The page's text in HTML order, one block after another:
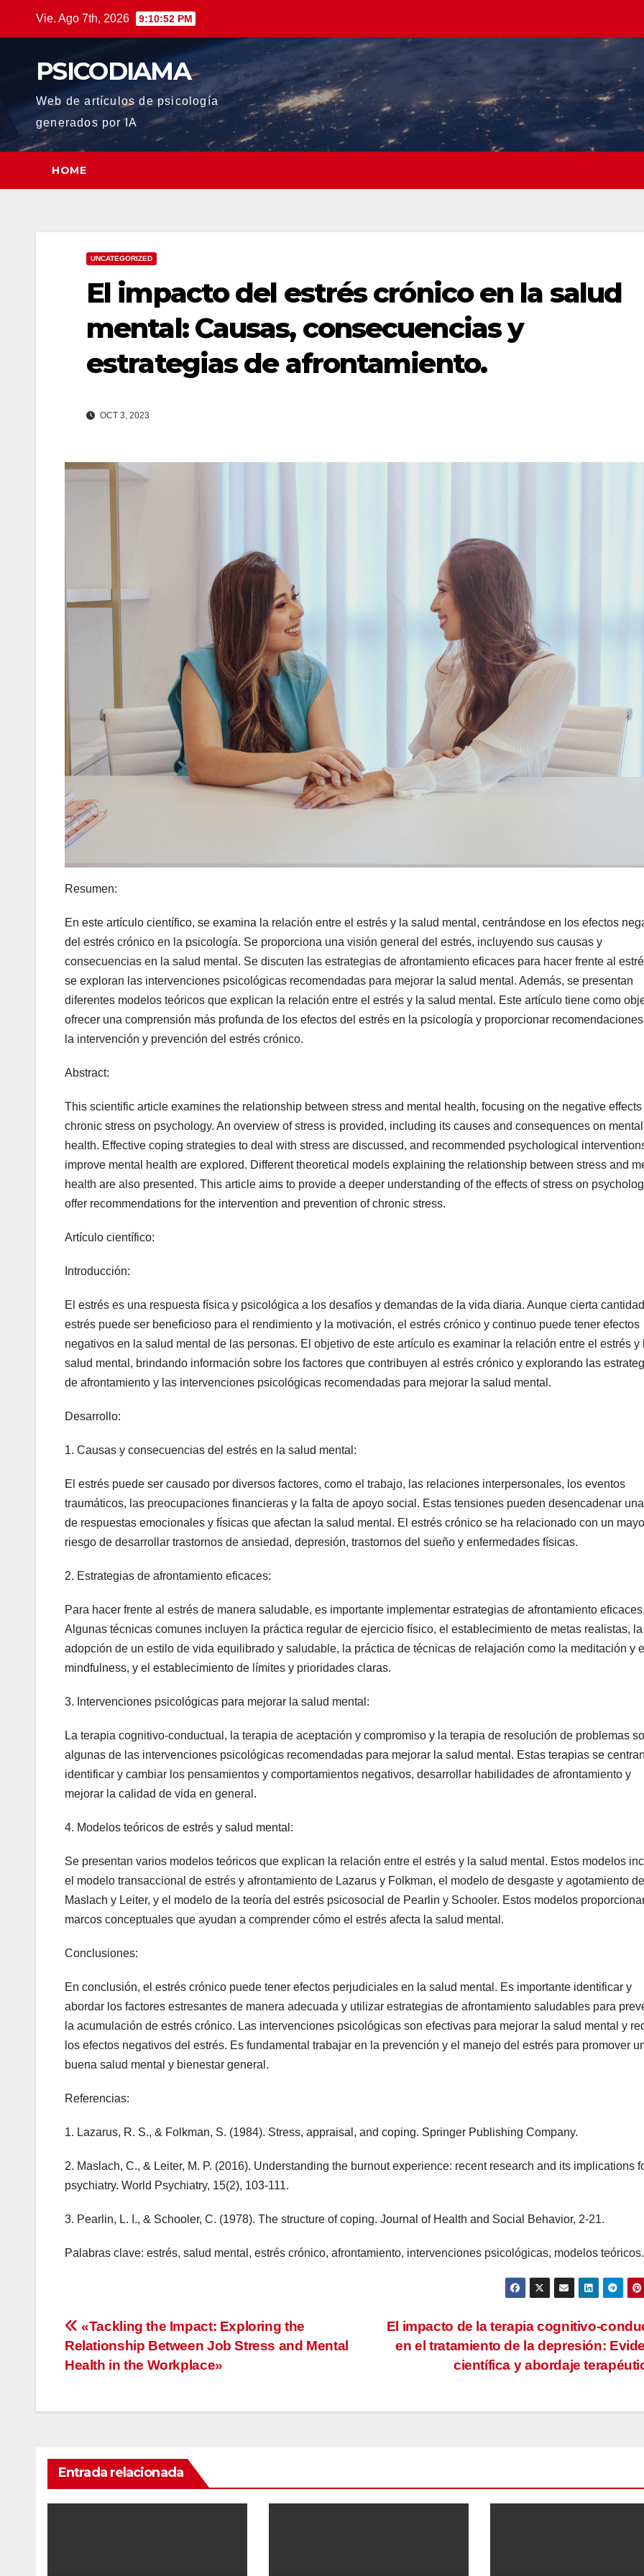
Vie. Ago 7th, 2026 9:10:53 PM
PSICODIAMA
Web de artículos de psicología
generados por IA
HOME
UNCATEGORIZED
El impacto del estrés crónico en la salud
mental: Causas, consecuencias y
estrategias de afrontamiento.
OCT 3, 2023
Resumen:
En este artículo científico, se examina la relación entre el estrés y la salud mental, centrándose en los efectos
del estrés crónico en la psicología. Se proporciona una visión general del estrés, incluyendo sus causas y
consecuencias en la salud mental. Se discuten las estrategias de afrontamiento eficaces para hacer frente al
se exploran las intervenciones psicológicas recomendadas para mejorar la salud mental. Además, se presentan
diferentes modelos teóricos que explican la relación entre el estrés y la salud mental. Este artículo tiene como
ofrecer una comprensión más profunda de los efectos del estrés en la psicología y proporcionar
la intervención y prevención del estrés crónico.
Abstract:
This scientific article examines the relationship between stress and mental health, focusing on the negative effects
chronic stress on psychology. An overview of stress is provided, including its causes and consequences on mental
health. Effective coping strategies to deal with stress are discussed, and recommended psychological
improve mental health are explored. Different theoretical models explaining the relationship between stress and
health are also presented. This article aims to provide a deeper understanding of the effects of stress on
offer recommendations for the intervention and prevention of chronic stress.
Artículo científico:
Introducción:
El estrés es una respuesta física y psicológica a los desafíos y demandas de la vida diaria. Aunque cierta
estrés puede ser beneficioso para el rendimiento y la motivación, el estrés crónico y continuo puede tener efectos
negativos en la salud mental de las personas. El objetivo de este artículo es examinar la relación entre el estrés y
salud mental, brindando información sobre los factores que contribuyen al estrés crónico y explorando las
de afrontamiento y las intervenciones psicológicas recomendadas para mejorar la salud mental.
Desarrollo:
1. Causas y consecuencias del estrés en la salud mental:
El estrés puede ser causado por diversos factores, como el trabajo, las relaciones interpersonales, los eventos
traumáticos, las preocupaciones financieras y la falta de apoyo social. Estas tensiones pueden desencadenar
de respuestas emocionales y físicas que afectan la salud mental. El estrés crónico se ha relacionado con un
riesgo de desarrollar trastornos de ansiedad, depresión, trastornos del sueño y enfermedades físicas.
2. Estrategias de afrontamiento eficaces:
Para hacer frente al estrés de manera saludable, es importante implementar estrategias de afrontamiento eficaces.
Algunas técnicas comunes incluyen la práctica regular de ejercicio físico, el establecimiento de metas realistas, la
adopción de un estilo de vida equilibrado y saludable, la práctica de técnicas de relajación como la meditación y el
mindfulness, y el establecimiento de límites y prioridades claras.
3. Intervenciones psicológicas para mejorar la salud mental:
La terapia cognitivo-conductual, la terapia de aceptación y compromiso y la terapia de resolución de problemas
algunas de las intervenciones psicológicas recomendadas para mejorar la salud mental. Estas terapias se
identificar y cambiar los pensamientos y comportamientos negativos, desarrollar habilidades de afrontamiento y
mejorar la calidad de vida en general.
4. Modelos teóricos de estrés y salud mental:
Se presentan varios modelos teóricos que explican la relación entre el estrés y la salud mental. Estos modelos
el modelo transaccional de estrés y afrontamiento de Lazarus y Folkman, el modelo de desgaste y agotamiento de
Maslach y Leiter, y el modelo de la teoría del estrés psicosocial de Pearlin y Schooler. Estos modelos
marcos conceptuales que ayudan a comprender cómo el estrés afecta la salud mental.
Conclusiones:
En conclusión, el estrés crónico puede tener efectos perjudiciales en la salud mental. Es importante identificar y
abordar los factores estresantes de manera adecuada y utilizar estrategias de afrontamiento saludables para
la acumulación de estrés crónico. Las intervenciones psicológicas son efectivas para mejorar la salud mental y
los efectos negativos del estrés. Es fundamental trabajar en la prevención y el manejo del estrés para promover
buena salud mental y bienestar general.
Referencias:
1. Lazarus, R. S., & Folkman, S. (1984). Stress, appraisal, and coping. Springer Publishing Company.
2. Maslach, C., & Leiter, M. P. (2016). Understanding the burnout experience: recent research and its implications
psychiatry. World Psychiatry, 15(2), 103-111.
3. Pearlin, L. I., & Schooler, C. (1978). The structure of coping. Journal of Health and Social Behavior, 2-21.
Palabras clave: estrés, salud mental, estrés crónico, afrontamiento, intervenciones psicológicas, modelos teóricos.
Navegación
de
El impacto de la terapia cognitivo-
en el tratamiento de la depresión:
científica y abordaje
«Tackling the Impact: Exploring the
Relationship Between Job Stress and Mental
Health in the Workplace»
Entrada relacionada